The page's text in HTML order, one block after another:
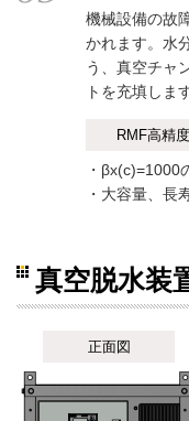
機械設備の故
かれます。水
う、真空チャ
トを充填しま
RMF高精
・βx(c)=1000
・大容量、長
真空脱水装
正面図